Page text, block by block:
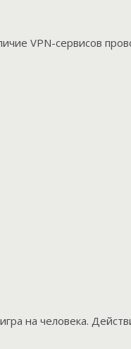
VPN-сервисов
на человека.